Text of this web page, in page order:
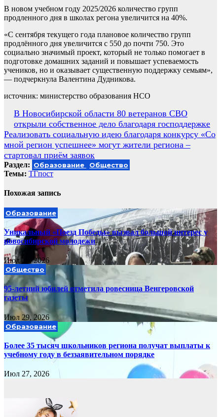
В новом учебном году 2025/2026 количество групп
продленного дня в школах регона увеличится на 40%.
«С сентября текущего года плановое количество групп
продлённого дня увеличится с 550 до почти 750. Это
социально значимый проект, который не только помогает в
подготовке домашних заданий и повышает успеваемость
учеников, но и оказывает существенную поддержку семьям»,
— подчеркнула Валентина Дудникова.
источник: министерство образования НСО
Навигация
по
записям
В Новосибирской области 80 ветеранов СВО
открыли собственное дело благодаря господдержке
Реализовать социальную идею благодаря конкурсу «Со
мной регион успешнее» могут жители региона –
стартовал приём заявок
Раздел: Образование Общество
Темы: ТГпост
Похожая запись
Образование
Уникальный «Поезд Победы» вызвал большой интерес у
новосибирской молодежи
Июл 30, 2026
Общество
95-летний юбилей отметила ровесница Венгеровской
газеты
Июл 29, 2026
Образование
Более 35 тысяч школьников региона получат выплаты к
учебному году в беззаявительном порядке
Июл 27, 2026